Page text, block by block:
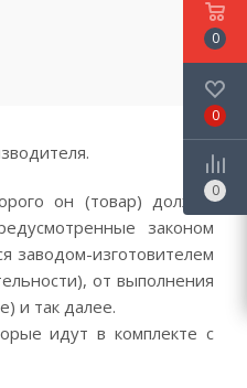
он (товар) должен
законом
заводом-изготовителем
от выполнения
и так далее.
идут в комплекте с
0
0
0